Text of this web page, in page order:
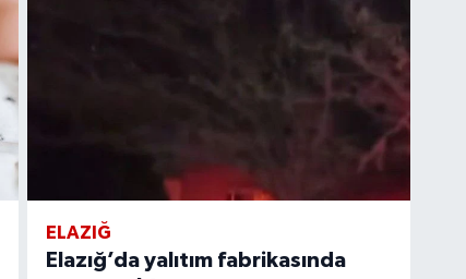
ELAZIĞ
Elazığ’da yalıtım fabrikasında